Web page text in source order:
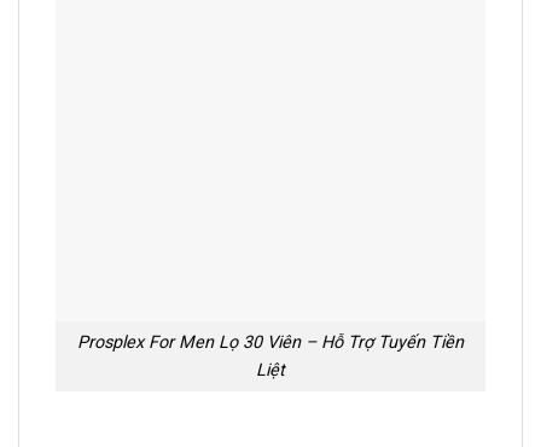
Prosplex For Men Lọ 30 Viên – Hỗ Trợ Tuyến Tiền
Liệt